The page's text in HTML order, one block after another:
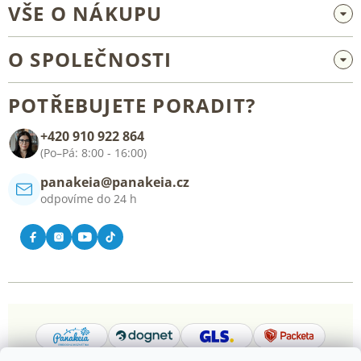
VŠE O NÁKUPU
Velkoobchod a spolupráce
Všeobecné obchodní podmínky
O SPOLEČNOSTI
Kontakt
POTŘEBUJETE PORADIT?
+420 910 922 864
(Po–Pá: 8:00 - 16:00)
panakeia@panakeia.cz
odpovíme do 24 h